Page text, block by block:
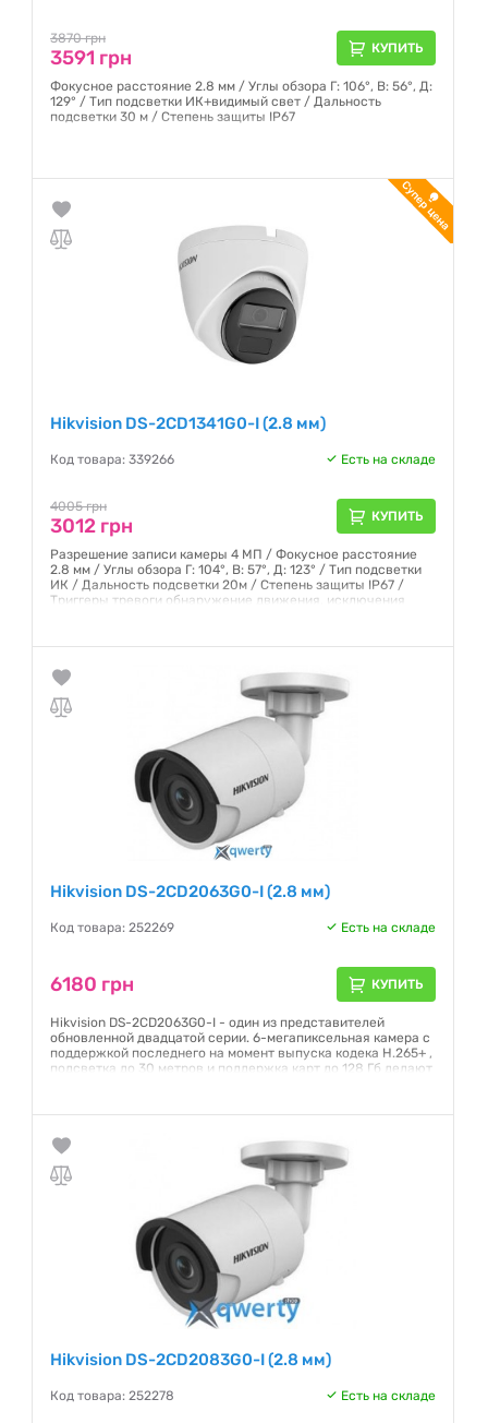
3870 грн
3591 грн КУПИТЬ
Фокусное расстояние 2.8 мм / Углы обзора Г: 106°, В: 56°, Д:
129° / Тип подсветки ИК+видимый свет / Дальность
подсветки 30 м / Степень защиты IP67
Hikvision DS-2CD1341G0-I (2.8 мм)
Код товара: 339266 Есть на складе
4005 грн
3012 грн КУПИТЬ
Разрешение записи камеры 4 МП / Фокусное расстояние
2.8 мм / Углы обзора Г: 104°, В: 57°, Д: 123° / Тип подсветки
ИК / Дальность подсветки 20м / Степень защиты IP67 /
Триггеры тревоги обнаружение движения, исключения
Hikvision DS-2CD2063G0-I (2.8 мм)
Код товара: 252269 Есть на складе
6180 грн КУПИТЬ
Hikvision DS-2CD2063G0-I - один из представителей
обновленной двадцатой серии. 6-мегапиксельная камера с
поддержкой последнего на момент выпуска кодека Н.265+ ,
подсветка до 30 метров и поддержка карт до 128 Гб делают
TVS2000В обеспечивают долгую службу.
Гарантия:
Hikvision DS-2CD2083G0-I (2.8 мм)
Код товара: 252278 Есть на складе